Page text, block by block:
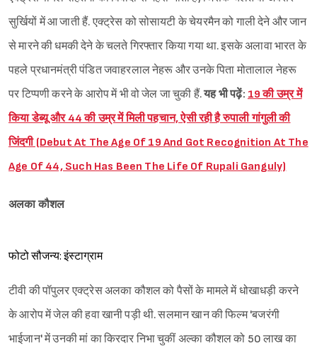
सुर्खियों में आ जाती हैं. एक्ट्रेस को सोसायटी के चेयरमैन को गाली देने और जान
से मारने की धमकी देने के चलते गिरफ्तार किया गया था. इसके अलावा भारत के
पहले प्रधानमंत्री पंडित जवाहरलाल नेहरू और उनके पिता मोतालाल नेहरू
पर टिप्पणी करने के आरोप में भी वो जेल जा चुकी हैं.यह भी पढ़ें: 19 की उम्र में
किया डेब्यू और 44 की उम्र में मिली पहचान, ऐसी रही है रुपाली गांगुली की
जिंदगी (Debut At The Age Of 19 And Got Recognition At The
Age Of 44, Such Has Been The Life Of Rupali Ganguly)
अलका कौशल
फोटो सौजन्य: इंस्टाग्राम
टीवी की पॉपुलर एक्ट्रेस अलका कौशल को पैसों के मामले में धोखाधड़ी करने
के आरोप में जेल की हवा खानी पड़ी थी. सलमान खान की फिल्म 'बजरंगी
भाईजान' में उनकी मां का किरदार निभा चुकीं अल्का कौशल को 50 लाख का